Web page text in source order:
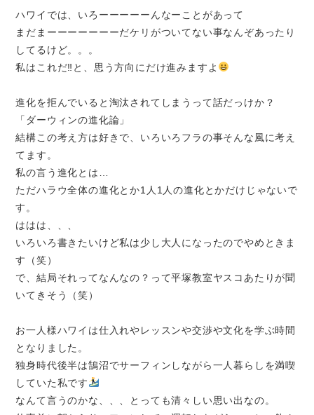
ハワイでは、いろーーーーーんなーことがあって
まだまーーーーーーーだケリがついてない事なんぞあったり
してるけど。。。
私はこれだ‼と、思う方向にだけ進みますよ
進化を拒んでいると淘汰されてしまうって話だっけか？
「ダーウィンの進化論」
結構この考え方は好きで、いろいろフラの事そんな風に考え
てます。
私の言う進化とは…
ただハラウ全体の進化とか1人1人の進化とかだけじゃないで
す。
ははは、、、
いろいろ書きたいけど私は少し大人になったのでやめときま
す（笑）
で、結局それってなんなの？って平塚教室ヤスコあたりが聞
いてきそう（笑）
お一人様ハワイは仕入れやレッスンや交渉や文化を学ぶ時間
となりました。
独身時代後半は鵠沼でサーフィンしながら一人暮らしを満喫
していた私です
なんて言うのかな、、、とっても清々しい思い出なの。